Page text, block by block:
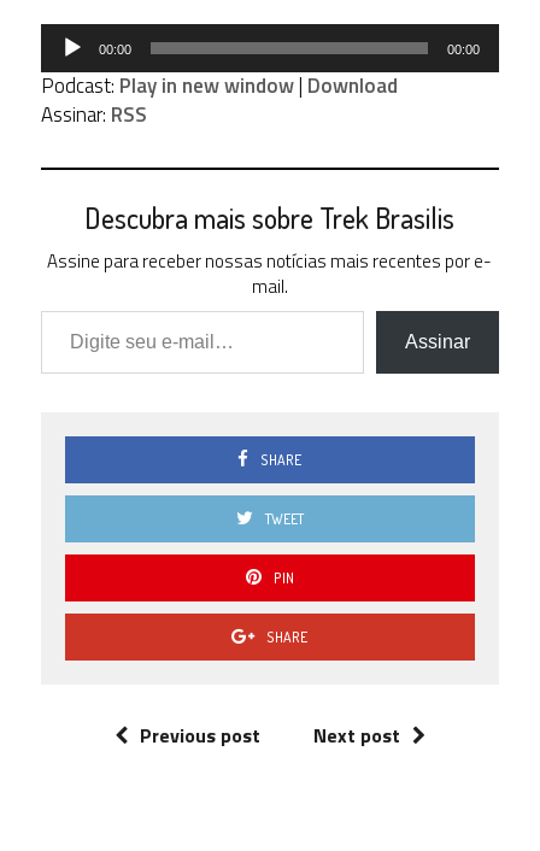
Tocador
áudio
00:00 00:00
Podcast: Play in new window| Download
Assinar: RSS
Descubra mais sobre Trek Brasilis
Assine para receber nossas notícias mais recentes por e-
mail.
Digite seu e-mail…
Assinar
SHARE
TWEET
PIN
SHARE
Previous post Next post